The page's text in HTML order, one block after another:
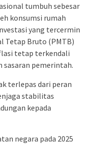
tumbuh sebesar
konsumsi rumah
yang tercermin
Tetap Bruto (PMTB)
tetap terkendali
sasaran pemerintah.
terlepas dari peran
stabilitas
kepada
negara pada 2025